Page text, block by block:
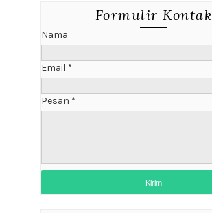
Formulir Kontak
Nama
Email *
Pesan *